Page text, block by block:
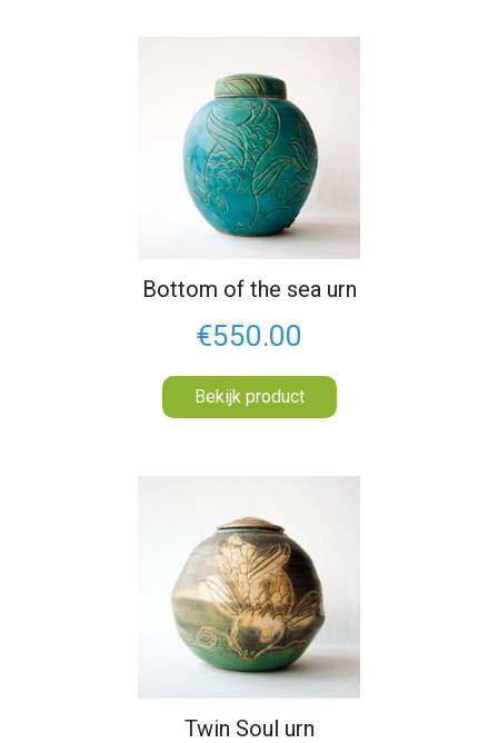
Bottom of the sea urn
€550.00
Bekijk product
Twin Soul urn